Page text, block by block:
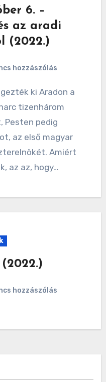
6. –
az aradi
(2022.)
hozzászólás
tizenhárom
pedig
az első magyar
Amiért
az az, hogy…
hozzászólás